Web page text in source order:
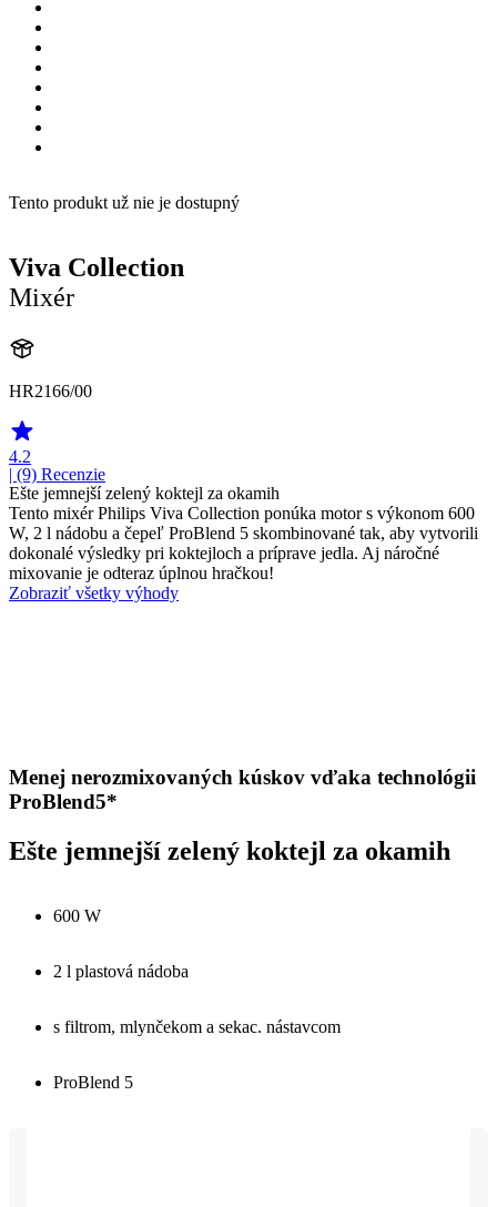
Tento produkt už nie je dostupný
Viva Collection
Mixér
HR2166/00
4.2
| (9) Recenzie
Ešte jemnejší zelený koktejl za okamih
Tento mixér Philips Viva Collection ponúka motor s výkonom 600
W, 2 l nádobu a čepeľ ProBlend 5 skombinované tak, aby vytvorili
dokonalé výsledky pri koktejloch a príprave jedla. Aj náročné
mixovanie je odteraz úplnou hračkou!
Zobraziť všetky výhody
Menej nerozmixovaných kúskov vďaka technológii
ProBlend5*
Ešte jemnejší zelený koktejl za okamih
600 W
2 l plastová nádoba
s filtrom, mlynčekom a sekac. nástavcom
ProBlend 5